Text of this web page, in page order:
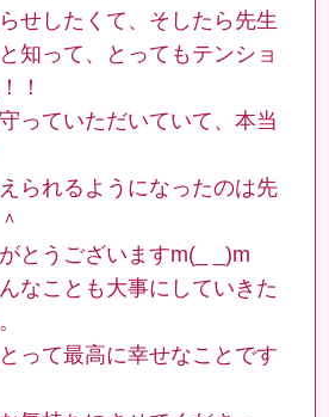
せしたくて、そしたら先生
知って、とってもテンショ
！
っていただいていて、本当
られるようになったのは先
とうございますm(_ _)m
なことも大事にしていきた
って最高に幸せなことです